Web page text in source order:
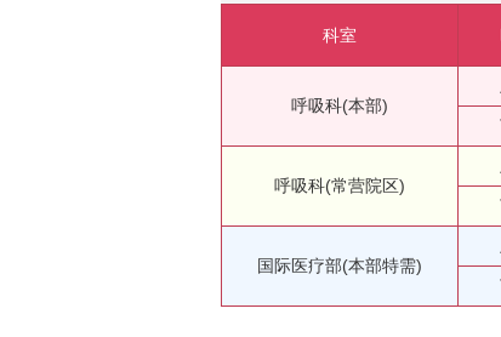
科室
呼吸科(本部)
呼吸科(常营院区)
国际医疗部(本部特需)